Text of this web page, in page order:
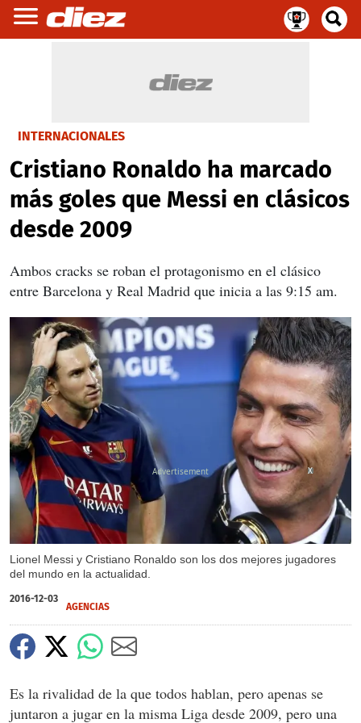
INTERNACIONALES
Cristiano Ronaldo ha marcado
más goles que Messi en clásicos
desde 2009
Ambos cracks se roban el protagonismo en el clásico
entre Barcelona y Real Madrid que inicia a las 9:15 am.
Lionel Messi y Cristiano Ronaldo son los dos mejores jugadores
del mundo en la actualidad.
X
2016-12-03
AGENCIAS
Es la rivalidad de la que todos hablan, pero apenas se
juntaron a jugar en la misma Liga desde 2009, pero una